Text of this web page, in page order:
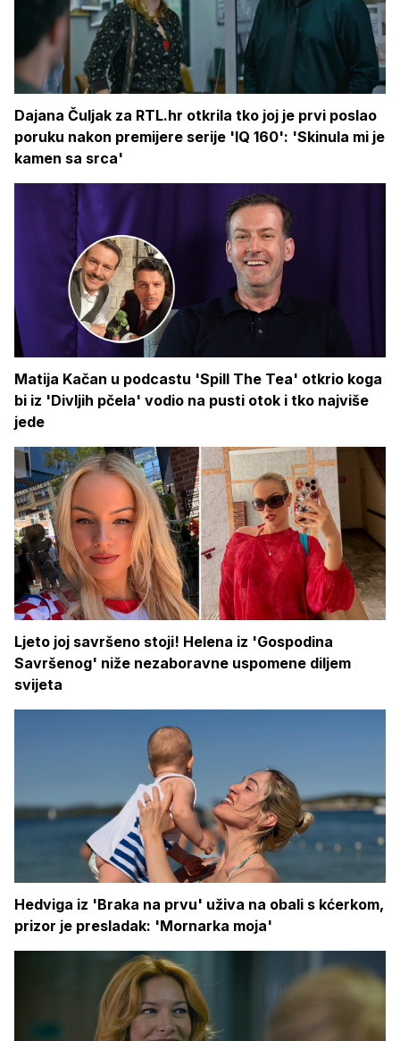
Dajana Čuljak za RTL.hr otkrila tko joj je prvi poslao
poruku nakon premijere serije 'IQ 160': 'Skinula mi je
kamen sa srca'
Matija Kačan u podcastu 'Spill The Tea' otkrio koga
bi iz 'Divljih pčela' vodio na pusti otok i tko najviše
jede
Ljeto joj savršeno stoji! Helena iz 'Gospodina
Savršenog' niže nezaboravne uspomene diljem
svijeta
Hedviga iz 'Braka na prvu' uživa na obali s kćerkom,
prizor je presladak: 'Mornarka moja'